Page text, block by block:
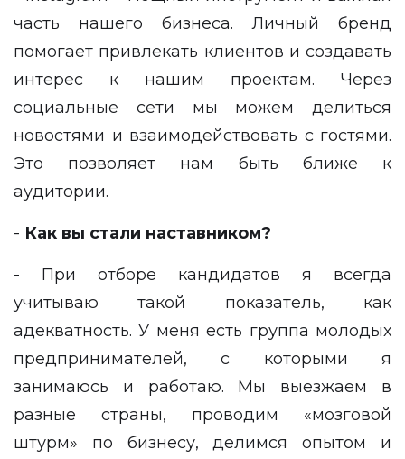
часть нашего бизнеса. Личный бренд
помогает привлекать клиентов и создавать
интерес к нашим проектам. Через
социальные сети мы можем делиться
новостями и взаимодействовать с гостями.
Это позволяет нам быть ближе к
аудитории.
- Как вы стали наставником?
- При отборе кандидатов я всегда
учитываю такой показатель, как
адекватность. У меня есть группа молодых
предпринимателей, с которыми я
занимаюсь и работаю. Мы выезжаем в
разные страны, проводим «мозговой
штурм» по бизнесу, делимся опытом и